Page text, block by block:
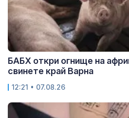
БАБХ откри огнище на
свинете край Варна
12:21 • 07.08.26